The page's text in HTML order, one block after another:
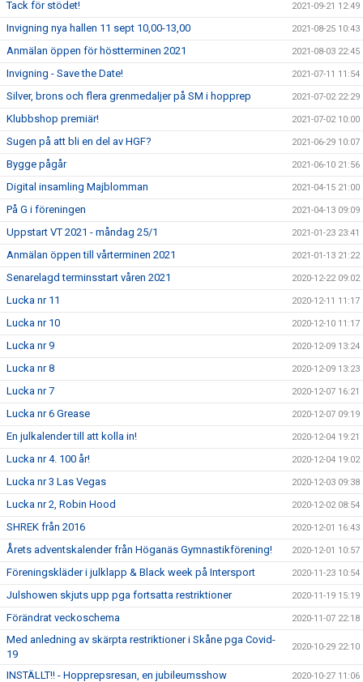
Tack för stödet! 2021-09-21 12:49
Invigning nya hallen 11 sept 10,00-13,00 2021-08-25 10:43
Anmälan öppen för höstterminen 2021 2021-08-03 22:45
Invigning - Save the Date! 2021-07-11 11:54
Silver, brons och flera grenmedaljer på SM i hopprep 2021-07-02 22:29
Klubbshop premiär! 2021-07-02 10:00
Sugen på att bli en del av HGF? 2021-06-29 10:07
Bygge pågår 2021-06-10 21:56
Digital insamling Majblomman 2021-04-15 21:00
På G i föreningen 2021-04-13 09:09
Uppstart VT 2021 - måndag 25/1 2021-01-23 23:41
Anmälan öppen till vårterminen 2021 2021-01-13 21:22
Senarelagd terminsstart våren 2021 2020-12-22 09:02
Lucka nr 11 2020-12-11 11:17
Lucka nr 10 2020-12-10 11:17
Lucka nr 9 2020-12-09 13:24
Lucka nr 8 2020-12-09 13:23
Lucka nr 7 2020-12-07 16:21
Lucka nr 6 Grease 2020-12-07 09:19
En julkalender till att kolla in! 2020-12-04 19:21
Lucka nr 4. 100 år! 2020-12-04 19:02
Lucka nr 3 Las Vegas 2020-12-03 09:38
Lucka nr 2, Robin Hood 2020-12-02 08:54
SHREK från 2016 2020-12-01 16:43
Årets adventskalender från Höganäs Gymnastikförening! 2020-12-01 10:57
Föreningskläder i julklapp & Black week på Intersport 2020-11-23 10:54
Julshowen skjuts upp pga fortsatta restriktioner 2020-11-19 15:19
Förändrat veckoschema 2020-11-07 22:18
Med anledning av skärpta restriktioner i Skåne pga Covid-
19
2020-10-29 22:10
INSTÄLLT!! - Hopprepsresan, en jubileumsshow 2020-10-27 11:06